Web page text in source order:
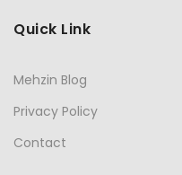
Quick Link
Mehzin Blog
Privacy Policy
Contact